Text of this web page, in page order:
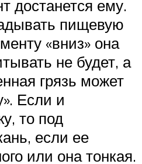
достанется ему.
пищевую
«вниз» она
не будет, а
грязь может
Если и
то под
если ее
или она тонкая.